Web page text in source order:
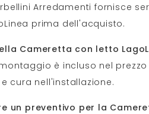
Arredamenti fornisce
prima dell'acquisto.
Cameretta con letto
è incluso nel
cura nell'installazione.
un preventivo per la